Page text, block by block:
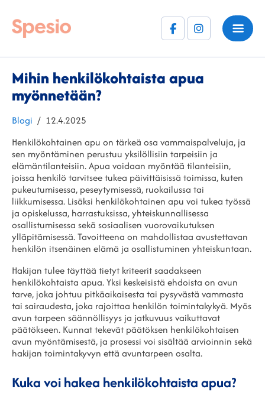
FacebookInstagram
Mihin henkilökohtaista apua
myönnetään?
Kategoriat
Blogi Julkaistu
12.4.2025
Henkilökohtainen apu on tärkeä osa vammaispalveluja, ja
sen myöntäminen perustuu yksilöllisiin tarpeisiin ja
elämäntilanteisiin. Apua voidaan myöntää tilanteisiin,
joissa henkilö tarvitsee tukea päivittäisissä toimissa, kuten
pukeutumisessa, peseytymisessä, ruokailussa tai
liikkumisessa. Lisäksi henkilökohtainen apu voi tukea työssä
ja opiskelussa, harrastuksissa, yhteiskunnallisessa
osallistumisessa sekä sosiaalisen vuorovaikutuksen
ylläpitämisessä. Tavoitteena on mahdollistaa avustettavan
henkilön itsenäinen elämä ja osallistuminen yhteiskuntaan.
Hakijan tulee täyttää tietyt kriteerit saadakseen
henkilökohtaista apua. Yksi keskeisistä ehdoista on avun
tarve, joka johtuu pitkäaikaisesta tai pysyvästä vammasta
tai sairaudesta, joka rajoittaa henkilön toimintakykyä. Myös
avun tarpeen säännöllisyys ja jatkuvuus vaikuttavat
päätökseen. Kunnat tekevät päätöksen henkilökohtaisen
avun myöntämisestä, ja prosessi voi sisältää arvioinnin sekä
hakijan toimintakyvyn että avuntarpeen osalta.
Kuka voi hakea henkilökohtaista apua?